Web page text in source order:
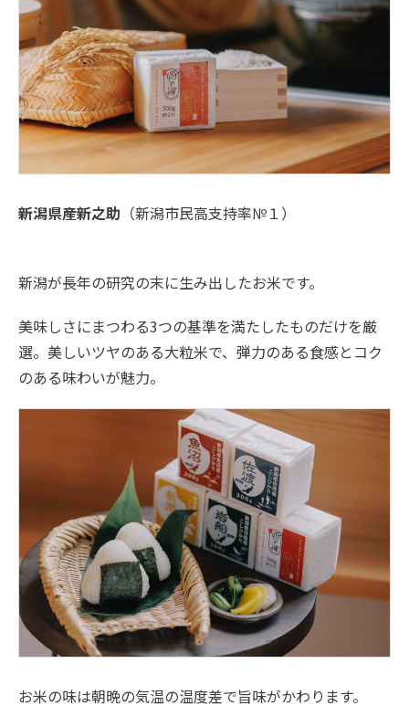
新潟県産新之助 （新潟市民高支持率№１）
新潟が長年の研究の末に生み出したお米です。
美味しさにまつわる3つの基準を満たしたものだけを厳
選。美しいツヤのある大粒米で、弾力のある食感とコク
のある味わいが魅力。
お米の味は朝晩の気温の温度差で旨味がかわります。